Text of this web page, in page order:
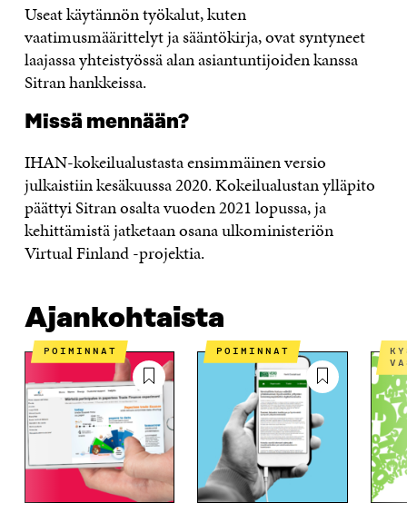
Useat käytännön työkalut, kuten
vaatimusmäärittelyt ja sääntökirja, ovat syntyneet
laajassa yhteistyössä alan asiantuntijoiden kanssa
Sitran hankkeissa.
Missä mennään?
IHAN-kokeilualustasta ensimmäinen versio
julkaistiin kesäkuussa 2020. Kokeilualustan ylläpito
päättyi Sitran osalta vuoden 2021 lopussa, ja
kehittämistä jatketaan osana ulkoministeriön
Virtual Finland -projektia.
Ajankohtaista
POIMINNAT POIMINNAT
KYSYMYKSIÄ JA